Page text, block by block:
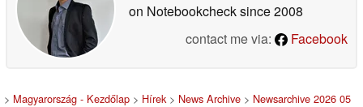
on Notebookchecksince 2008
contact me via:
Facebook
> Magyarország - Kezdőlap > Hírek > News Archive > Newsarchive 2026 05